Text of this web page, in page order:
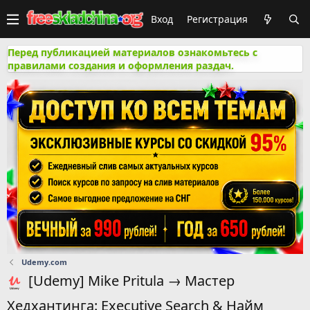
Вход Регистрация
Перед публикацией материалов ознакомьтесь с
правилами создания и оформления раздач.
Udemy.com
[Udemy] Mike Pritula → Мастер
Хедхантинга: Executive Search & Найм